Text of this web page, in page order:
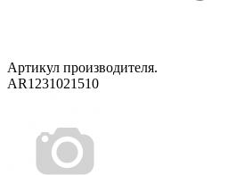
Артикул производителя.
AR1231021510